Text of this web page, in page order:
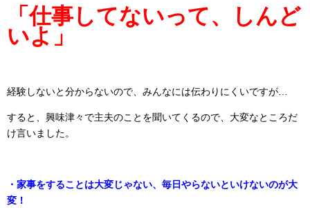
「仕事してないって、しんど
いよ」
経験しないと分からないので、みんなには伝わりにくいですが…
すると、興味津々で主夫のことを聞いてくるので、大変なところだ
け言いました。
・家事をすることは大変じゃない、毎日やらないといけないのが大
変！